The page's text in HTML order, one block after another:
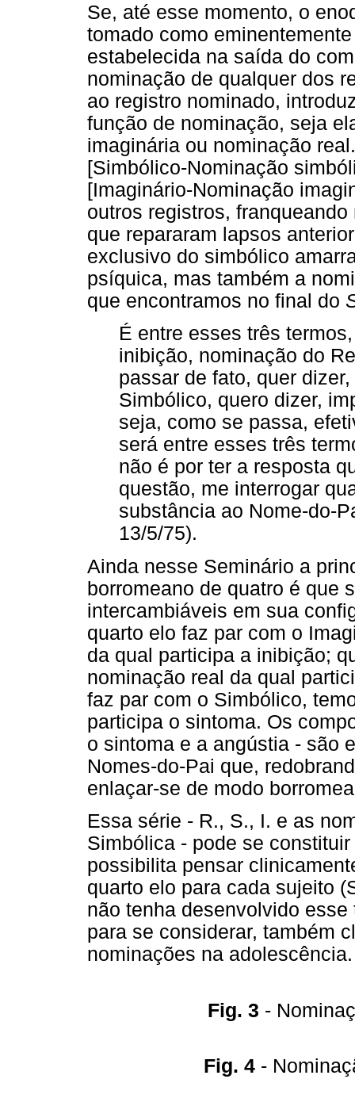
Se, até esse momento, o
tomado como
estabelecida na saída do
nominação de qualquer dos
ao registro nominado,
função de nominação, seja
imaginária ou nominação
[Simbólico-Nominação
[Imaginário-Nominação
outros registros,
que repararam lapsos
exclusivo do simbólico
psíquica, mas também a
que encontramos no final do
É entre esses três
inibição, nominação do
passar de fato, quer
Simbólico, quero dizer,
seja, como se passa,
será entre esses três
não é por ter a resposta
questão, me interrogar
substância ao Nome-do-
13/5/75).
Ainda nesse Seminário a
borromeano de quatro é que
intercambiáveis em sua
quarto elo faz par com o
da qual participa a inibição;
nominação real da qual
faz par com o Simbólico,
participa o sintoma. Os
o sintoma e a angústia - são
Nomes-do-Pai que,
enlaçar-se de modo
Essa série - R., S., I. e as
Simbólica - pode se
possibilita pensar
quarto elo para cada sujeito
não tenha desenvolvido
para se considerar, também
nominações na adolescência.
Fig. 3 -
Fig. 4-